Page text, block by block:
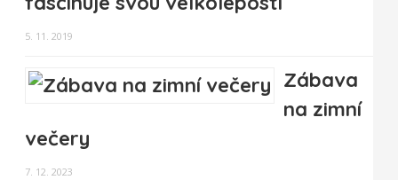
5. 11. 2019
Zábava
na zimní
večery
7. 12. 2023